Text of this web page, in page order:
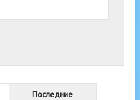
Последние